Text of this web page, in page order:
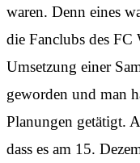
waren. Denn eines
die Fanclubs des FC
Umsetzung einer
geworden und man
Planungen getätigt.
dass es am 15.